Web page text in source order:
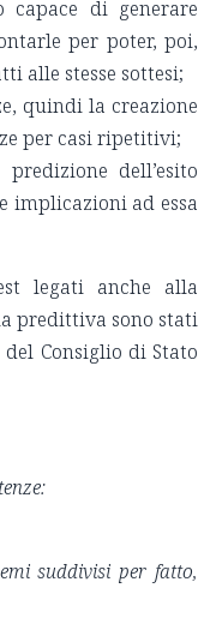
di generare
per poter, poi,
alle stesse sottesi;
quindi la creazione
per casi ripetitivi;
dell’esito
implicazioni ad essa
legati anche alla
predittiva sono stati
Consiglio di Stato
suddivisi per fatto,